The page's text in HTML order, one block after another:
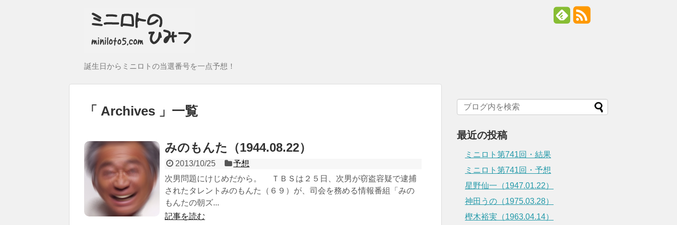
誕生日からミニロトの当選番号を一点予想！
Archives 一覧
みのもんた（1944.08.22）
2013/10/25
予想
次男問題にけじめだから。 ＴＢＳは２５日、次男が窃盗容疑で逮捕
されたタレントみのもんた（６９）が、司会を務める情報番組「みの
もんたの朝ズ...
記事を読む
最近の投稿
ミニロト第741回・結果
ミニロト第741回・予想
星野仙一（1947.01.22）
神田うの（1975.03.28）
樫木裕実（1963.04.14）